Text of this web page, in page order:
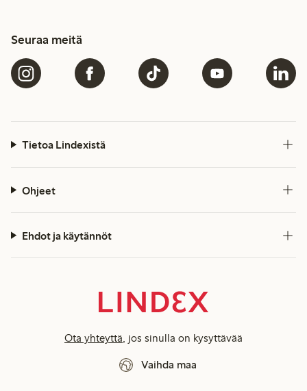
Seuraa meitä
Tietoa Lindexistä
Ohjeet
Ehdot ja käytännöt
Ota yhteyttä, jos sinulla on kysyttävää
Vaihda maa